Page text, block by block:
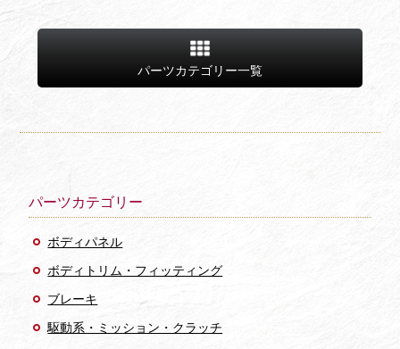
パーツカテゴリー一覧
パーツカテゴリー
ボディパネル
ボディトリム・フィッティング
ブレーキ
駆動系・ミッション・クラッチ